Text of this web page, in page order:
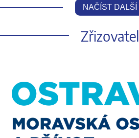
NAČÍST DALŠÍ
Zřizovatel